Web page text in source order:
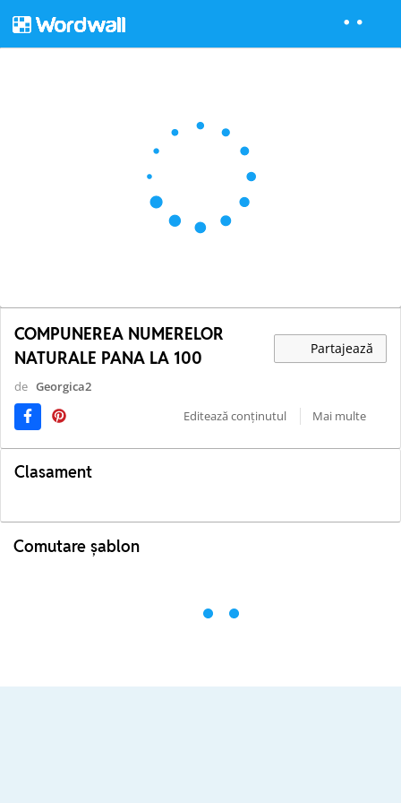
COMPUNEREA NUMERELOR
NATURALE PANA LA 100
Partajează
de Georgica2
Editează conținutul
Mai multe
Clasament
Comutare șablon